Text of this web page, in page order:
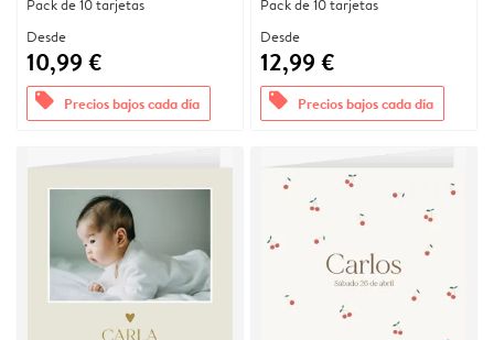
Pack de 10 tarjetas
Desde
10,99 €
offers Precios bajos cada día
Pack de 10 tarjetas
Desde
12,99 €
offers Precios bajos cada día